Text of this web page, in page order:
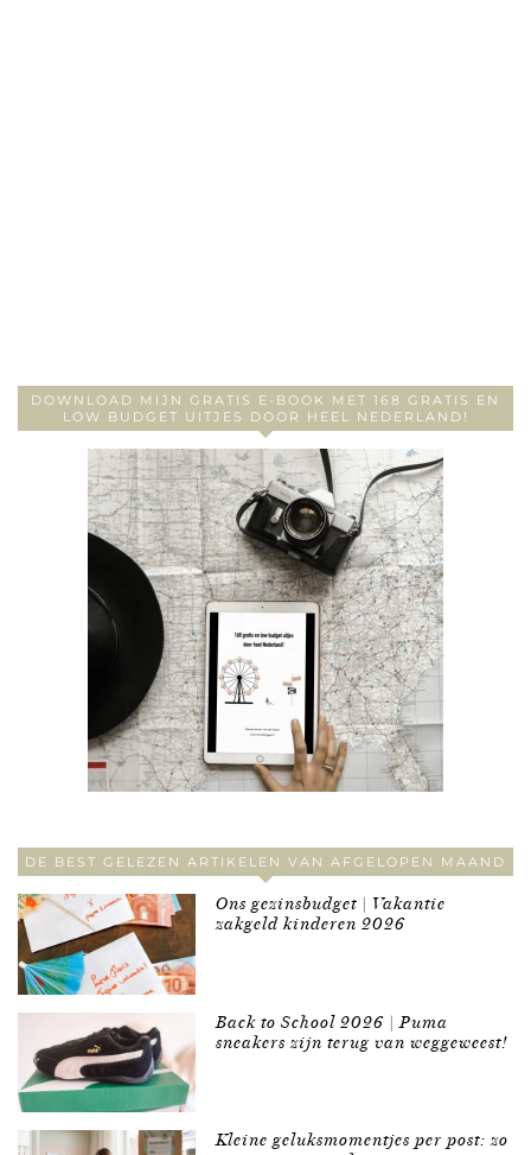
DOWNLOAD MIJN GRATIS E-BOOK MET 168 GRATIS EN
LOW BUDGET UITJES DOOR HEEL NEDERLAND!
DE BEST GELEZEN ARTIKELEN VAN AFGELOPEN MAAND
Ons gezinsbudget | Vakantie
zakgeld kinderen 2026
Back to School 2026 | Puma
sneakers zijn terug van weggeweest!
Kleine geluksmomentjes per post: zo